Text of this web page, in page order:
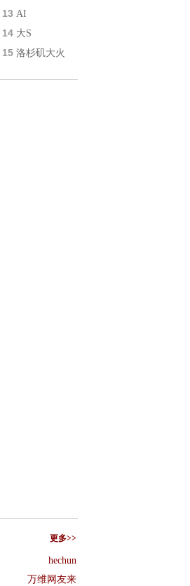
13 AI
14 大S
15 洛杉矶大火
更多>>
hechun
万维网友来